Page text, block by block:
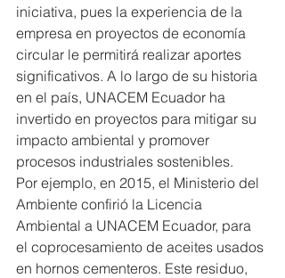
iniciativa, pues la experiencia de la
empresa en proyectos de economía
circular le permitirá realizar aportes
significativos. A lo largo de su historia
en el país, UNACEM Ecuador ha
invertido en proyectos para mitigar su
impacto ambiental y promover
procesos industriales sostenibles.
Por ejemplo, en 2015, el Ministerio del
Ambiente confirió la Licencia
Ambiental a UNACEM Ecuador, para
el coprocesamiento de aceites usados
en hornos cementeros. Este residuo,